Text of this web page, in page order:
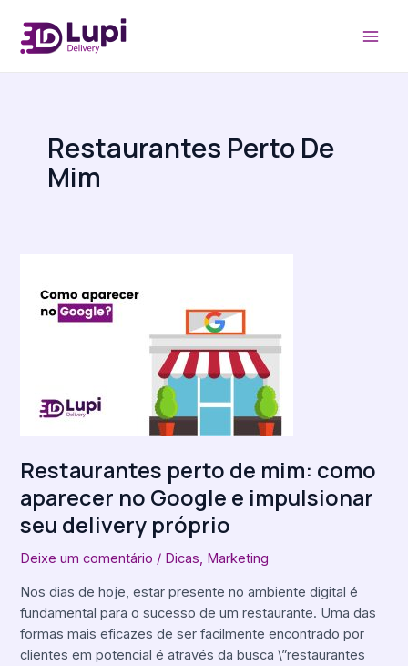
para
Restaurantes Perto De
Mim
Restaurantes perto de mim: como
aparecer no Google e impulsionar
seu delivery próprio
Deixe um comentário / Dicas, Marketing
Nos dias de hoje, estar presente no ambiente digital é
fundamental para o sucesso de um restaurante. Uma das
formas mais eficazes de ser facilmente encontrado por
clientes em potencial é através da busca \”restaurantes
Google
seu
delivery
próprio